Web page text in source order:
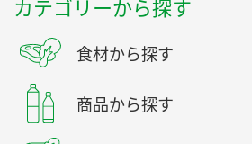
カテゴリーから探す
食材から探す
商品から探す